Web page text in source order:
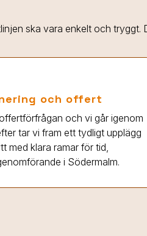
ska vara enkelt och
och offert
och vi går igenom
tar vi fram ett tydligt upplägg
med klara ramar för tid,
i Södermalm.